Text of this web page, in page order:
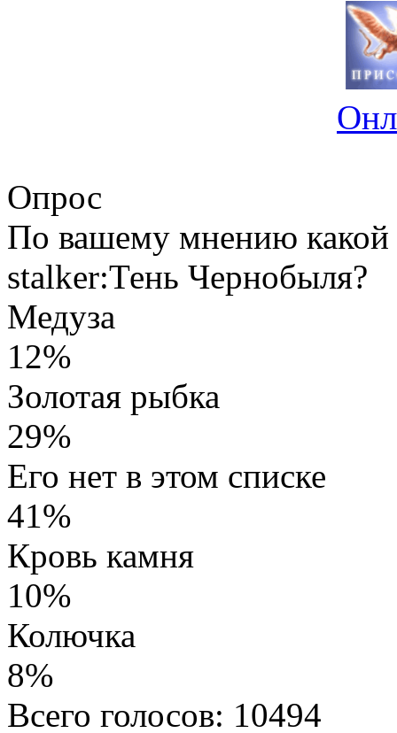
Опрос
По вашему мнению
stalker:Тень Чернобыля?
Медуза
12%
Золотая рыбка
29%
Его нет в этом списке
41%
Кровь камня
10%
Колючка
8%
Всего голосов: 10494